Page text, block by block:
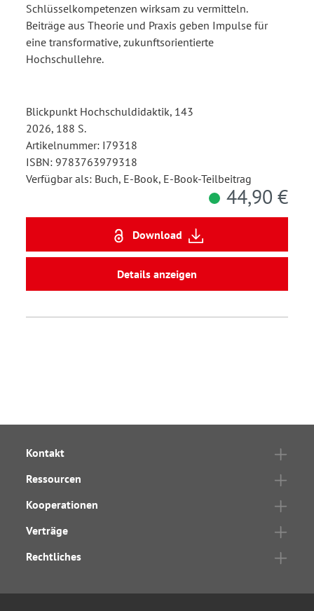
Schlüsselkompetenzen wirksam zu vermitteln.
Beiträge aus Theorie und Praxis geben Impulse für
eine transformative, zukunftsorientierte
Hochschullehre.
Blickpunkt Hochschuldidaktik, 143
2026, 188 S.
Artikelnummer: I79318
ISBN: 9783763979318
Verfügbar als: Buch, E-Book, E-Book-Teilbeitrag
44,90 €
Download
Details anzeigen
Kontakt
Ressourcen
Kooperationen
Verträge
Rechtliches